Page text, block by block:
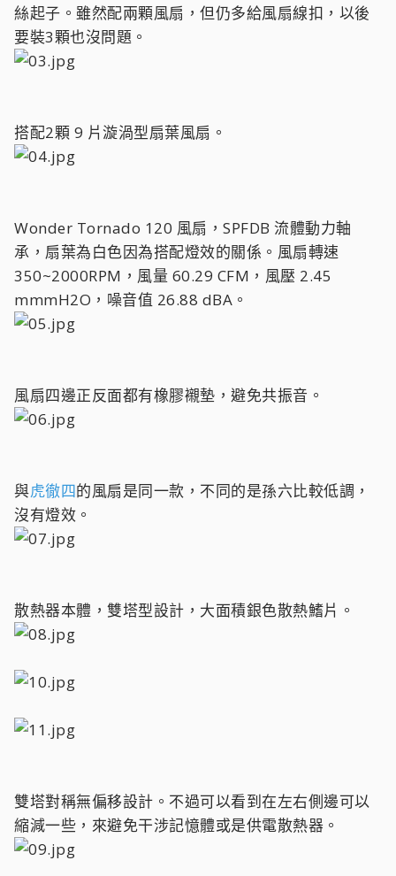
絲起子。雖然配兩顆風扇，但仍多給風扇線扣，以後
要裝3顆也沒問題。
搭配2顆 9 片漩渦型扇葉風扇。
Wonder Tornado 120 風扇，SPFDB 流體動力軸
承，扇葉為白色因為搭配燈效的關係。風扇轉速
350~2000RPM，風量 60.29 CFM，風壓 2.45
mmmH2O，噪音值 26.88 dBA。
風扇四邊正反面都有橡膠襯墊，避免共振音。
與虎徹四的風扇是同一款，不同的是孫六比較低調，
沒有燈效。
散熱器本體，雙塔型設計，大面積銀色散熱鰭片。
雙塔對稱無偏移設計。不過可以看到在左右側邊可以
縮減一些，來避免干涉記憶體或是供電散熱器。